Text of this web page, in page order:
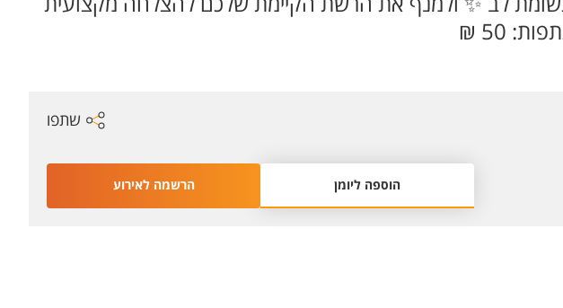
שתפו
הוספה ליומן הרשמה לאירוע